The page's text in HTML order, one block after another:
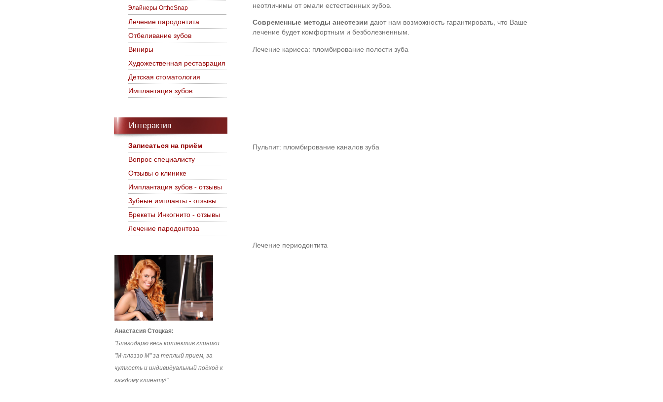
неотличимы от эмали естественных зубов.
Современные методы анестезии дают нам возможность гарантировать, что Ваше
лечение будет комфортным и безболезненным.
Лечение кариеса: пломбирование полости зуба
Пульпит: пломбирование каналов зуба
Лечение периодонтита
Элайнеры OrthoSnap
Лечение пародонтита
Отбеливание зубов
Виниры
Художественная реставрация
Детская стоматология
Имплантация зубов
Интерактив
Записаться на приём
Вопрос специалисту
Отзывы о клинике
Имплантация зубов - отзывы
Зубные импланты - отзывы
Брекеты Инкогнито - отзывы
Лечение пародонтоза
Анастасия Стоцкая:
"Благодарю весь коллектив клиники
"М-плаззо М" за теплый прием, за
чуткость и индивидуальный подход к
каждому клиенту!"